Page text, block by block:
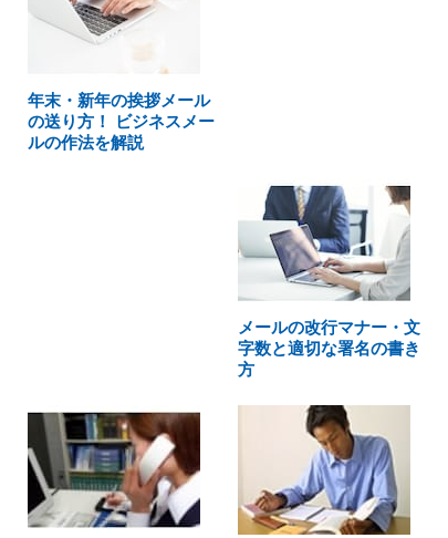
年末・新年の挨拶メール
の送り方！ ビジネスメー
ルの作法を解説
メールの改行マナー・文
字数と適切な署名の書き
方